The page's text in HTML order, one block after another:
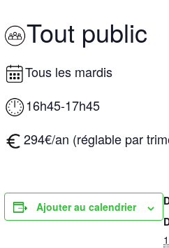
Tout public
Tous les mardis
16h45-17h45
294€/an (réglable par
Ajouter au calendrier